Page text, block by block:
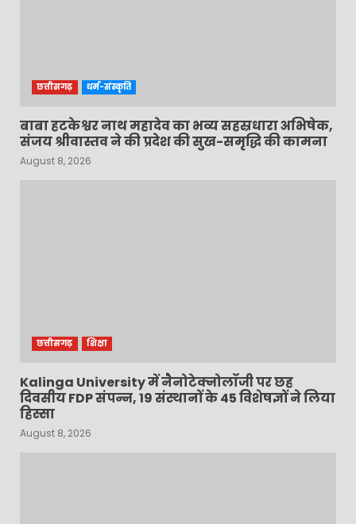
छत्तीसगढ़ धर्म-संस्कृति
बाबा हटकेश्वर नाथ महादेव का भव्य सहस्रधारा अभिषेक,
संजय श्रीवास्तव ने की प्रदेश की सुख-समृद्धि की कामना
August 8, 2026
छत्तीसगढ़ शिक्षा
Kalinga University में नैनोटेक्नोलॉजी पर छह
दिवसीय FDP संपन्न, 19 संस्थानों के 45 विशेषज्ञों ने लिया
हिस्सा
August 8, 2026